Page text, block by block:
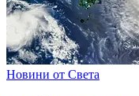
Новини от Света